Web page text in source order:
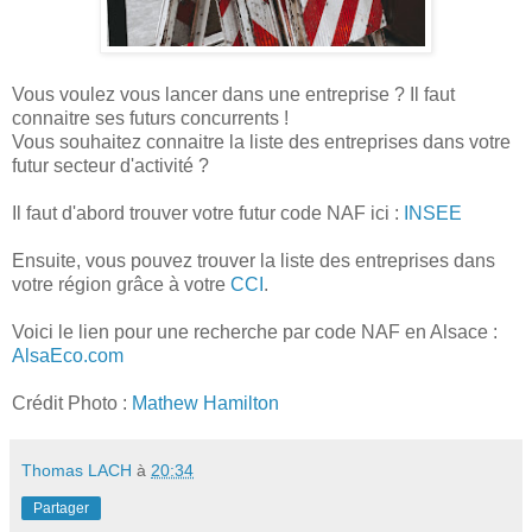
Vous voulez vous lancer dans une entreprise ? Il faut
connaitre ses futurs concurrents !
Vous souhaitez connaitre la liste des entreprises dans votre
futur secteur d'activité ?
Il faut d'abord trouver votre futur code NAF ici : INSEE
Ensuite, vous pouvez trouver la liste des entreprises dans
votre région grâce à votre CCI .
Voici le lien pour une recherche par code NAF en Alsace :
AlsaEco.com
Crédit Photo : Mathew Hamilton
Thomas LACH à 20:34
Partager